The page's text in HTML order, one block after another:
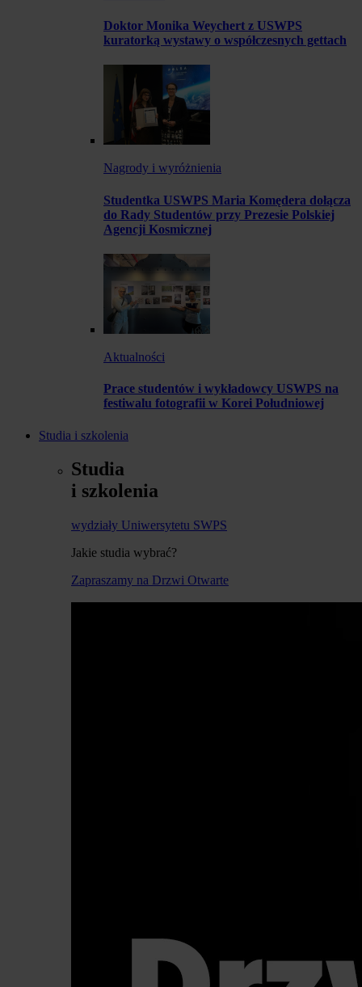
Doktor Monika Weychert z USWPS
kuratorką wystawy o współczesnych gettach
Nagrody i wyróżnienia
Studentka USWPS Maria Komędera dołącza
do Rady Studentów przy Prezesie Polskiej
Agencji Kosmicznej
Aktualności
Prace studentów i wykładowcy USWPS na
festiwalu fotografii w Korei Południowej
Studia i szkolenia
Studia
i szkolenia
wydziały Uniwersytetu SWPS
Jakie studia wybrać?
Zapraszamy na Drzwi Otwarte